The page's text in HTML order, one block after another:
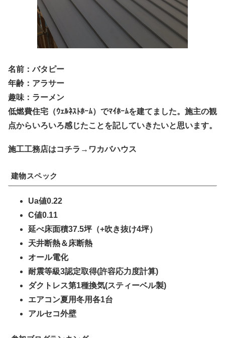
名前：バタピー
年齢：アラサー
趣味：ラーメン
低燃費住宅（ｳｪﾙﾈｽﾄﾎｰﾑ）でﾏｲﾎｰﾑを建てました。施主の観
点からいろいろ感じたことを記していきたいと思います。
施工工務店はコチラ→ワカバハウス
建物スペック
Ua値0.22
C値0.11
延べ床面積37.5坪（+吹き抜け4坪）
天井断熱＆床断熱
オール電化
耐震等級3認定取得(許容応力度計算)
ダクトレス第1種換気(スティーベル製)
エアコン夏用冬用各1台
アルセコ外壁